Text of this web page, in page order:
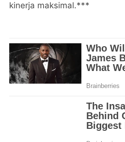
kinerja maksimal.***